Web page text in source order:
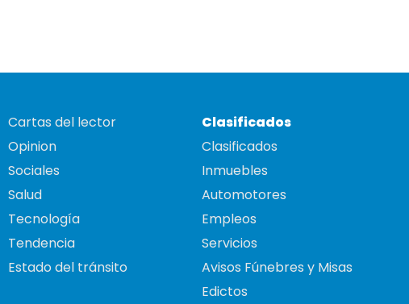
Cartas del lector
Opinion
Sociales
Salud
Tecnología
Tendencia
Estado del tránsito
Clasificados
Clasificados
Inmuebles
Automotores
Empleos
Servicios
Avisos Fúnebres y Misas
Edictos